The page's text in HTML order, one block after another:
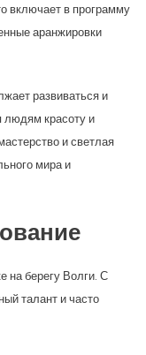
включает в программу
аранжировки
развиваться и
людям красоту и
и светлая
мира и
на берегу Волги. С
талант и часто